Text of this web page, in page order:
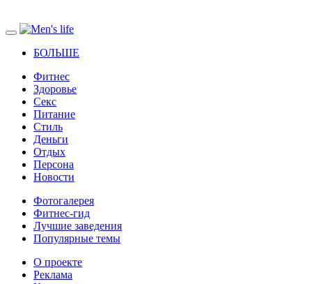
БОЛЬШЕ
Фитнес
Здоровье
Секс
Питание
Стиль
Деньги
Отдых
Персона
Новости
Фотогалерея
Фитнес-гид
Лучшие заведения
Популярные темы
О проекте
Реклама